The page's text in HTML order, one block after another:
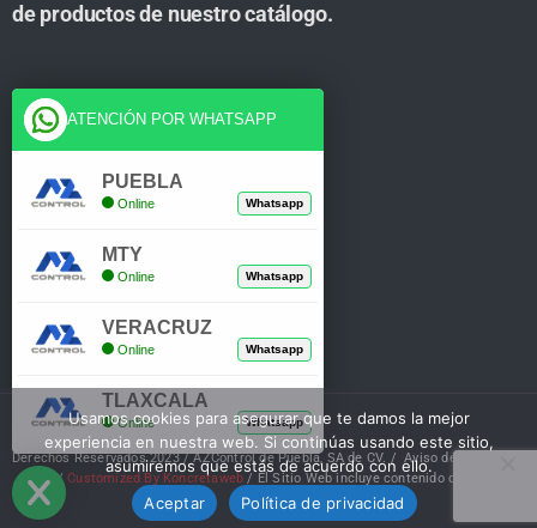
de productos de nuestro catálogo.
Cuenta
Tienda
Mi Cuenta
Derechos Reservados 2023 / AZControl de Puebla, SA de CV. /Aviso de Privacidad
/Customized By Koncretaweb / El Sitio Web incluye contenido de IA
Usamos cookies para asegurar que te damos la mejor
experiencia en nuestra web. Si continúas usando este sitio,
asumiremos que estás de acuerdo con ello.
Aceptar
Política de privacidad
ATENCIÓN POR WHATSAPP
PUEBLA
Online Whatsapp
MTY
Online Whatsapp
VERACRUZ
Online Whatsapp
TLAXCALA
Online Whatsapp